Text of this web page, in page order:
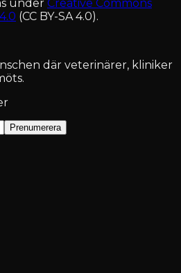
under Creative Commons
(CC BY-SA 4.0).
där veterinärer, kliniker
Prenumerera